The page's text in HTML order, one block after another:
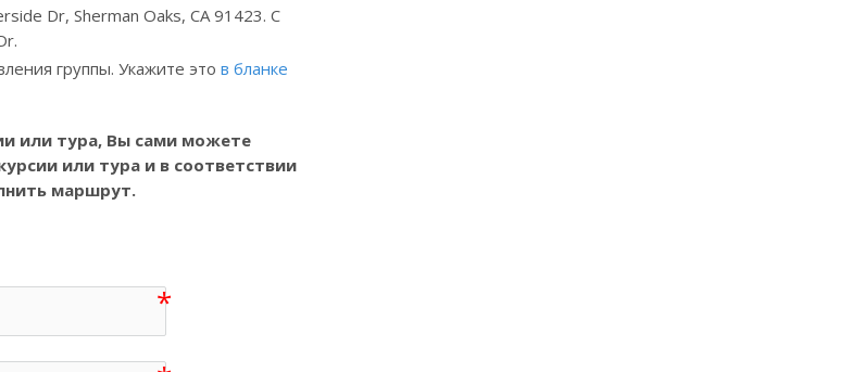
Dr, Sherman Oaks, CA 91423. С
группы. Укажите это в бланке
или тура, Вы сами можете
или тура и в соответствии
маршрут.